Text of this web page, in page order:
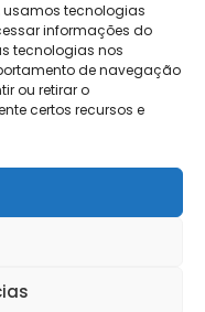
usamos tecnologias
informações do
tecnologias nos
de navegação
ou retirar o
certos recursos e
é um site
e é gerido
assim